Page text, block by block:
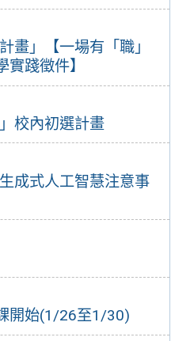
畫」【一場有「職」
踐徵件】
校內初選計畫
成式人工智慧注意事
開始(1/26至1/30)